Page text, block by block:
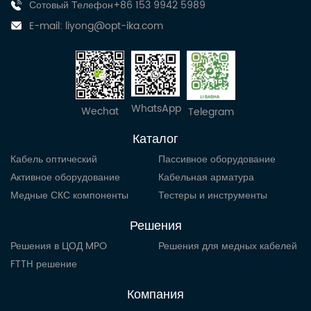
Сотовый Телефон+86 153 9942 5989
E-mail: liyong@opt-ika.com
Wechat WhatsApp Telegram
Каталог
Кабель оптический
Пассивное оборудование
Активное оборудование
Кабельная арматура
Медные СКС компоненты
Тестеры и инструменты
Решения
Решения в ЦОД MPO
Решения для медных кабелей
FTTH решение
Компания